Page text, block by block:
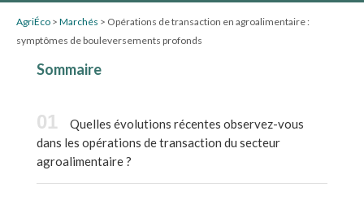
AgriÉco > Marchés > Opérations de transaction en agroalimentaire :
symptômes de bouleversements profonds
Sommaire
Quelles évolutions récentes observez-vous
dans les opérations de transaction du secteur
agroalimentaire ?